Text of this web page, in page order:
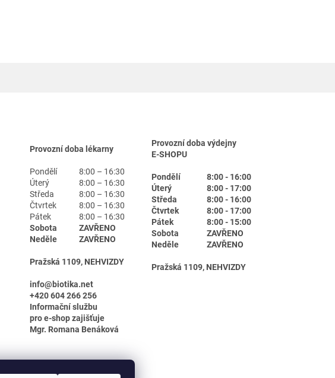
Provozní doba lékarny
Pondělí
8:00 – 16:30
Úterý
8:00 – 16:30
Středa
8:00 – 16:30
Čtvrtek
8:00 – 16:30
Pátek
8:00 – 16:30
Sobota
ZAVŘENO
Neděle
ZAVŘENO
Pražská 1109, NEHVIZDY
info@biotika.net
+420 604 266 256
Informační službu
pro e-shop zajišťuje
Mgr. Romana Benáková
Provozní doba výdejny
E-SHOPU
Pondělí
8:00 - 16:00
Úterý
8:00 - 17:00
Středa
8:00 - 16:00
Čtvrtek
8:00 - 17:00
Pátek
8:00 - 15:00
Sobota
ZAVŘENO
Neděle
ZAVŘENO
Pražská 1109, NEHVIZDY